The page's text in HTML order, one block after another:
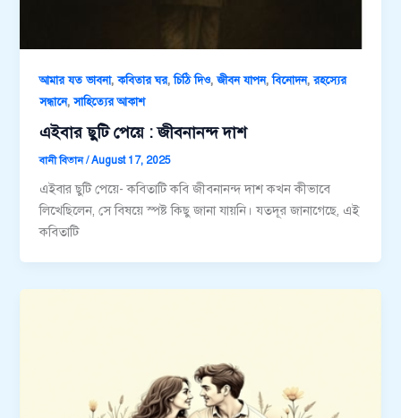
আমার যত ভাবনা,কবিতার ঘর,চিঠি দিও,জীবন যাপন,বিনোদন,রহস্যের
সন্ধানে,সাহিত্যের আকাশ
এইবার ছুটি পেয়ে : জীবনানন্দ দাশ
বানী বিতান/August 17, 2025
এইবার ছুটি পেয়ে- কবিতাটি কবি জীবনানন্দ দাশ কখন কীভাবে
লিখেছিলেন, সে বিষয়ে স্পষ্ট কিছু জানা যায়নি। যতদূর জানাগেছে, এই
কবিতাটি